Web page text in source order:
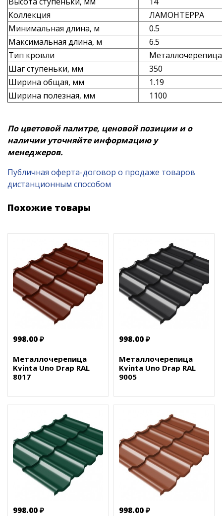
Коллекция
ЛАМОНТЕРРА
Минимальная длина, м
0.5
Максимальная длина, м
6.5
Тип кровли
Металлочерепица
Шаг ступеньки, мм
350
Ширина общая, мм
1.19
Ширина полезная, мм
1100
По цветовой палитре, ценовой позиции и о
наличии уточняйте информацию у
менеджеров.
Публичная оферта-договор о продаже товаров
дистанционным способом
Похожие товары
998.00 ₽
Металлочерепица
Kvinta Uno Drap RAL
8017
998.00 ₽
Металлочерепица
Kvinta Uno Drap RAL
9005
998.00 ₽
998.00 ₽